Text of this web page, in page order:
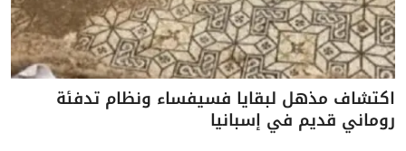
اكتشاف مذهل لبقايا فسيفساء ونظام تدفئة
روماني قديم في إسبانيا